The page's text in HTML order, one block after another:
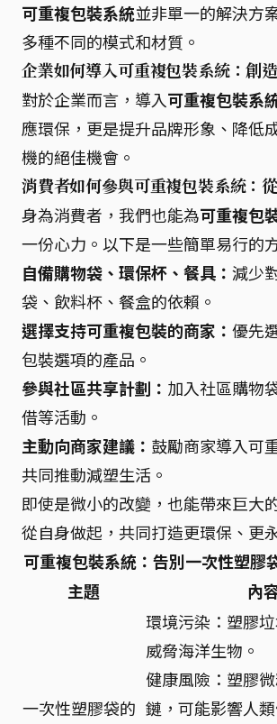
可重複包裝系統並非單一的解決方
多種不同的模式和材質。
企業如何導入可重複包裝系統：創
對於企業而言，導入可重複包裝系
應環保，更是提升品牌形象、降低
機的絕佳機會。
消費者如何參與可重複包裝系統：
身為消費者，我們也能為可重複包
一份心力。以下是一些簡單易行的
自備購物袋、環保杯、餐具： 減少
袋、飲料杯、餐盒的依賴。
選擇支持可重複包裝的商家： 優先
包裝選項的產品。
參與社區共享計劃： 加入社區購物
借等活動。
主動向商家建議： 鼓勵商家導入可
共同推動減塑生活。
即使是微小的改變，也能帶來巨大
從自身做起，共同打造更環保、更
可重複包裝系統：告別一次性塑膠
主題
內
一次性塑膠袋的
環境污染：塑膠
威脅海洋生物。
健康風險：塑膠
鏈，可能影響人類